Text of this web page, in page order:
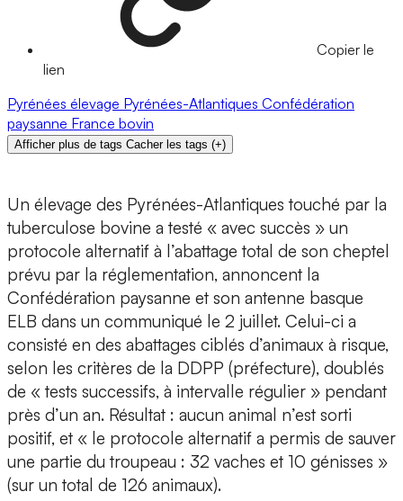
Copier le
lien
Pyrénées élevage Pyrénées-Atlantiques Confédération
paysanne France bovin
Afficher plus de tags Cacher les tags (+)
Un élevage des Pyrénées-Atlantiques touché par la
tuberculose bovine a testé « avec succès » un
protocole alternatif à l’abattage total de son cheptel
prévu par la réglementation, annoncent la
Confédération paysanne et son antenne basque
ELB dans un communiqué le 2 juillet. Celui-ci a
consisté en des abattages ciblés d’animaux à risque,
selon les critères de la DDPP (préfecture), doublés
de « tests successifs, à intervalle régulier » pendant
près d’un an. Résultat : aucun animal n’est sorti
positif, et « le protocole alternatif a permis de sauver
une partie du troupeau : 32 vaches et 10 génisses »
(sur un total de 126 animaux).